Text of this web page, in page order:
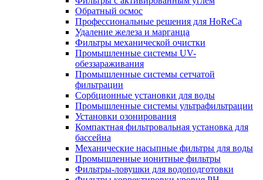
Обратный осмос
Профессиональные решения для HoReCa
Удаление железа и марганца
Фильтры механической очистки
Промышленные системы UV-
обеззараживания
Промышленные системы сетчатой
фильтрации
Сорбционные установки для воды
Промышленные системы ультрафильтрации
Установки озонирования
Компактная фильтровальная установка для
бассейна
Механические насыпные фильтры для воды
Промышленные ионитные фильтры
Фильтры-ловушки для водоподготовки